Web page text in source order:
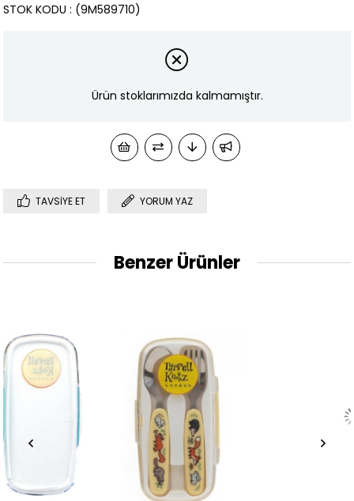
(9M589710)
STOK KODU
Ürün stoklarımızda kalmamıştır.
TAVSIYE ET YORUM YAZ
Benzer Ürünler